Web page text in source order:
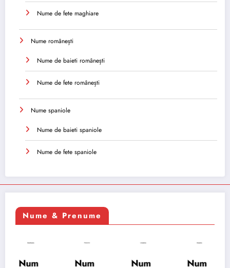
Nume de fete maghiare
Nume românești
Nume de baieti românești
Nume de fete românești
Nume spaniole
Nume de baieti spaniole
Nume de fete spaniole
Nume & Prenume
Num
Num
Num
Num